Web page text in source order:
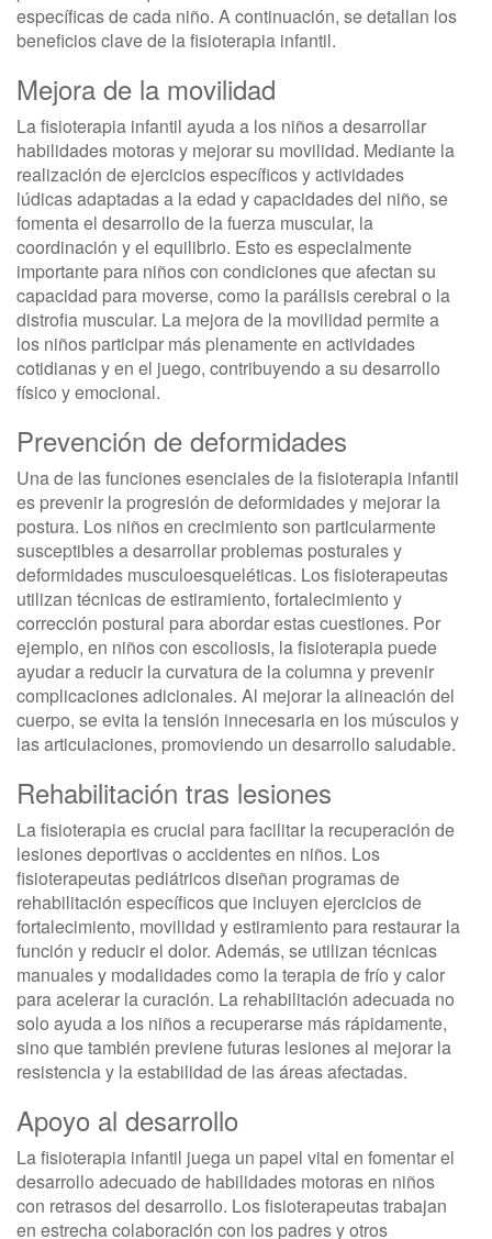
específicas de cada niño. A continuación, se detallan los
beneficios clave de la fisioterapia infantil.
Mejora de la movilidad
La fisioterapia infantil ayuda a los niños a desarrollar
habilidades motoras y mejorar su movilidad. Mediante la
realización de ejercicios específicos y actividades
lúdicas adaptadas a la edad y capacidades del niño, se
fomenta el desarrollo de la fuerza muscular, la
coordinación y el equilibrio. Esto es especialmente
importante para niños con condiciones que afectan su
capacidad para moverse, como la parálisis cerebral o la
distrofia muscular. La mejora de la movilidad permite a
los niños participar más plenamente en actividades
cotidianas y en el juego, contribuyendo a su desarrollo
físico y emocional.
Prevención de deformidades
Una de las funciones esenciales de la fisioterapia infantil
es prevenir la progresión de deformidades y mejorar la
postura. Los niños en crecimiento son particularmente
susceptibles a desarrollar problemas posturales y
deformidades musculoesqueléticas. Los fisioterapeutas
utilizan técnicas de estiramiento, fortalecimiento y
corrección postural para abordar estas cuestiones. Por
ejemplo, en niños con escoliosis, la fisioterapia puede
ayudar a reducir la curvatura de la columna y prevenir
complicaciones adicionales. Al mejorar la alineación del
cuerpo, se evita la tensión innecesaria en los músculos y
las articulaciones, promoviendo un desarrollo saludable.
Rehabilitación tras lesiones
La fisioterapia es crucial para facilitar la recuperación de
lesiones deportivas o accidentes en niños. Los
fisioterapeutas pediátricos diseñan programas de
rehabilitación específicos que incluyen ejercicios de
fortalecimiento, movilidad y estiramiento para restaurar la
función y reducir el dolor. Además, se utilizan técnicas
manuales y modalidades como la terapia de frío y calor
para acelerar la curación. La rehabilitación adecuada no
solo ayuda a los niños a recuperarse más rápidamente,
sino que también previene futuras lesiones al mejorar la
resistencia y la estabilidad de las áreas afectadas.
Apoyo al desarrollo
La fisioterapia infantil juega un papel vital en fomentar el
desarrollo adecuado de habilidades motoras en niños
con retrasos del desarrollo. Los fisioterapeutas trabajan
en estrecha colaboración con los padres y otros